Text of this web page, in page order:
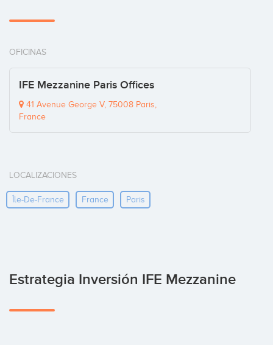
OFICINAS
IFE Mezzanine Paris Offices
41 Avenue George V, 75008 Paris,
France
LOCALIZACIONES
Île-De-France France Paris
Estrategia Inversión IFE Mezzanine